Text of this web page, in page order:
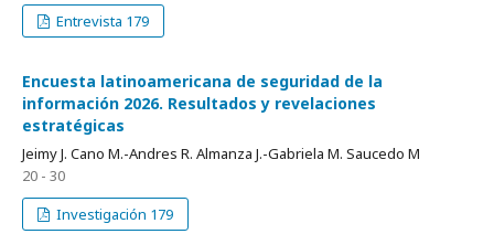
Entrevista 179
Encuesta latinoamericana de seguridad de la
información 2026. Resultados y revelaciones
estratégicas
Jeimy J. Cano M.-Andres R. Almanza J.-Gabriela M. Saucedo M
20 - 30
Investigación 179